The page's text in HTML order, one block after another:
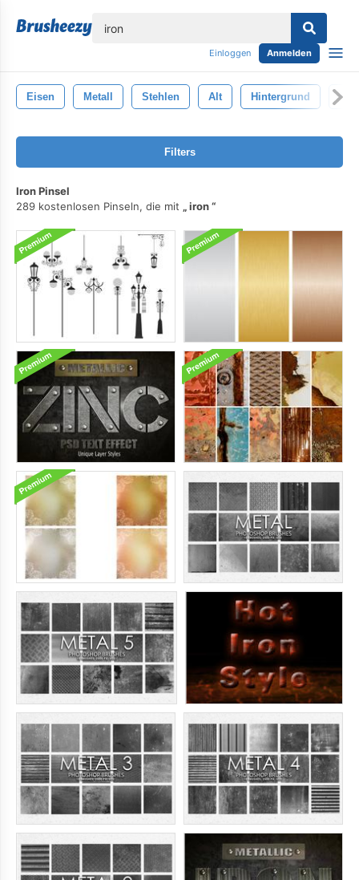
Einloggen Anmelden
Eisen Metall Stehlen Alt Hintergrund
Filters
Iron Pinsel
289 kostenlosen Pinseln, die mit
iron